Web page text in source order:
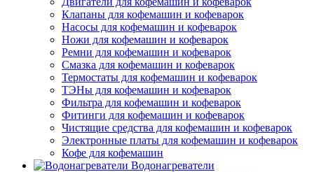
Клапаны для кофемашин и кофеварок
Насосы для кофемашин и кофеварок
Ножи для кофемашин и кофеварок
Ремни для кофемашин и кофеварок
Смазка для кофемашин и кофеварок
Термостаты для кофемашин и кофеварок
ТЭНы для кофемашин и кофеварок
Фильтра для кофемашин и кофеварок
Фитинги для кофемашин и кофеварок
Чистящие средства для кофемашин и кофеварок
Электронные платы для кофемашин и кофеварок
Кофе для кофемашин
Водонагреватели